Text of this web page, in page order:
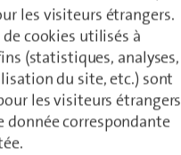
les visiteurs étrangers.
de cookies utilisés à
(statistiques, analyses,
du site, etc.) sont
les visiteurs étrangers
donnée correspondante